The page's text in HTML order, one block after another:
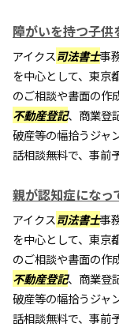
障がいを持つ子
アイクス司法書士事
を中心として、東京都
のご相談や書面の作
不動産登記、商業登
破産等の幅拾うジャ
話相談無料で、事前
親が認知症になっ
アイクス司法書士事
を中心として、東京都
のご相談や書面の作
不動産登記、商業登
破産等の幅拾うジャ
話相談無料で、事前